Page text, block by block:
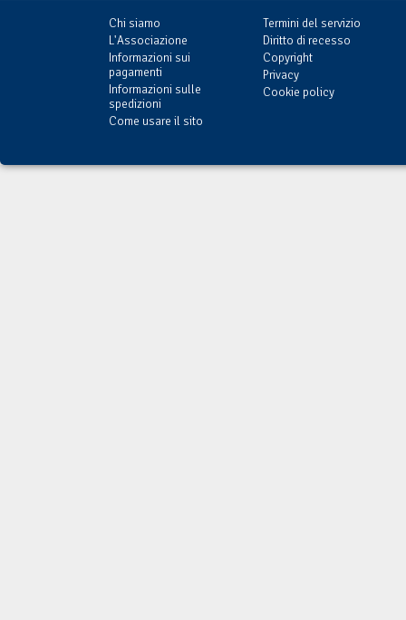
Chi siamo
L'Associazione
Informazioni sui
pagamenti
Informazioni sulle
spedizioni
Come usare il sito
Termini del servizio
Diritto di recesso
Copyright
Privacy
Cookie policy